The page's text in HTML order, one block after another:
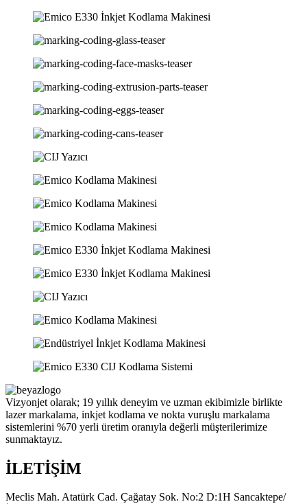
Vizyonjet olarak; 19 yıllık deneyim ve uzman ekibimizle birlikte
lazer markalama, inkjet kodlama ve nokta vuruşlu markalama
sistemlerini %70 yerli üretim oranıyla değerli müşterilerimize
sunmaktayız.
İLETİŞİM
Meclis Mah. Atatürk Cad. Çağatay Sok. No:2 D:1H Sancaktepe/